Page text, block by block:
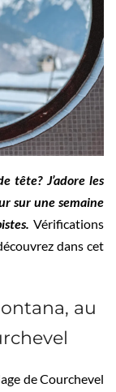
tête? J’adore les
sur une semaine
Vérifications
dans cet
au
de Courchevel